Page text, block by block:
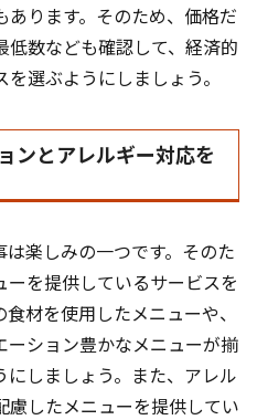
ります。そのため、価格だ
低数なども確認して、経済的
選ぶようにしましょう。
ンとアレルギー対応を
楽しみの一つです。そのた
を提供しているサービスを
材を使用したメニューや、
ション豊かなメニューが揃
しましょう。また、アレル
慮したメニューを提供してい